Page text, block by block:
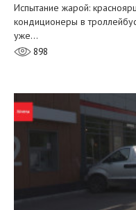
Испытание жарой:
кондиционеры в
уже…
898